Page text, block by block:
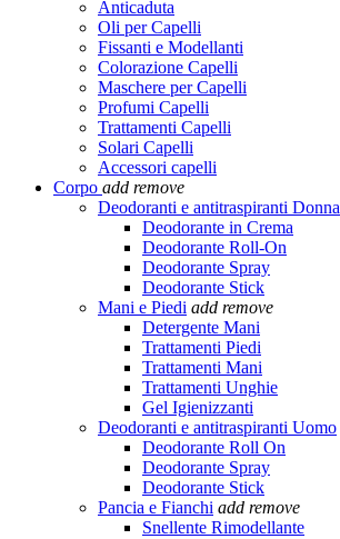
Anticaduta
Oli per Capelli
Fissanti e Modellanti
Colorazione Capelli
Maschere per Capelli
Profumi Capelli
Trattamenti Capelli
Solari Capelli
Accessori capelli
Corpo add remove
Deodoranti e antitraspiranti Donna
Deodorante in Crema
Deodorante Roll-On
Deodorante Spray
Deodorante Stick
Mani e Piedi add remove
Detergente Mani
Trattamenti Piedi
Trattamenti Mani
Trattamenti Unghie
Gel Igienizzanti
Deodoranti e antitraspiranti Uomo
Deodorante Roll On
Deodorante Spray
Deodorante Stick
Pancia e Fianchi add remove
Snellente Rimodellante